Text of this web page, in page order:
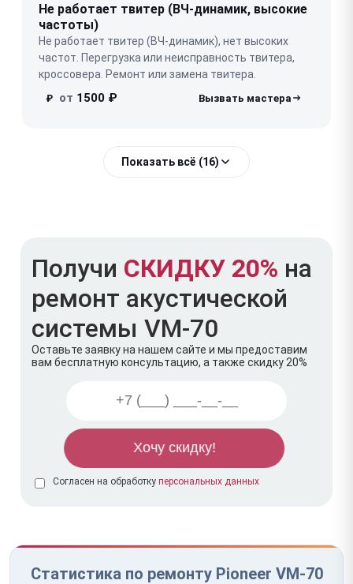
Не работает твитер (ВЧ-динамик, высокие
частоты)
Не работает твитер (ВЧ-динамик), нет высоких
частот. Перегрузка или неисправность твитера,
кроссовера. Ремонт или замена твитера.
₽ от 1500 ₽
Показать всё (16)
Получи СКИДКУ 20% на
ремонт акустической
системы VM-70
Оставьте заявку на нашем сайте и мы предоставим
вам бесплатную консультацию, а также скидку 20%
Согласен на обработку персональных данных
Статистика по ремонту Pioneer VM-70